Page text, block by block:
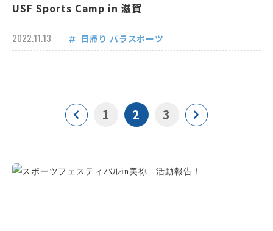
USF Sports Camp in 滋賀
2022.11.13 日帰り パラスポーツ
1 2 3